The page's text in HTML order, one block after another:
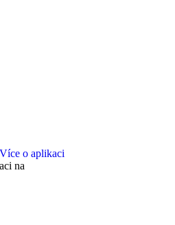
Více o aplikaci
na